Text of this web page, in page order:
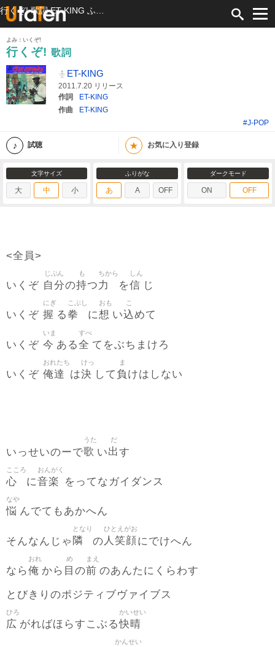
よみ：いくぞ!
行くぞ! 歌詞
ET-KING
2011.7.20 リリース
作詞
ET-KING
作曲
ET-KING
#J-POP
試聴 ★ お気に入り登録
文字サイズ
大 中 小
ふりがな
あ A OFF
ダークモード
ON OFF
<全員>
いくぞ 自分
じぶん
の持
も
つ力
ちから
を信
しん
じ
いくぞ 握
にぎ
る拳
こぶし
に想
おも
い込
こ
めて
いくぞ 今
いま
ある全
すべ
てをぶちまけろ
いくぞ 俺達
おれたち
は決
けっ
して 負
ま
けはしない
いっせいのーで歌
うた
い出
だ
す
心
こころ
に音楽
おんがく
をってなガイダンス
悩
なや
んでてもあかへん
そんなんじゃ 隣
となり
の 人笑顔
ひとえがお
にでけへん
なら俺
おれ
から 目
め
の前
まえ
のあんたにくらわす
とびきりのポジティブヴァイブス
広
ひろ
がればほらすこぶる快晴
かいせい
かんせい